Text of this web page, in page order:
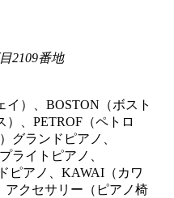
2109番地
イ）、BOSTON（ボスト
）、PETROF（ペトロ
グランドピアノ、
ライトピアノ、
ピアノ、KAWAI（カワ
アクセサリー（ピアノ椅